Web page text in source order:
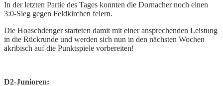
In der letzten Partie des Tages konnten die Dornacher noch einen
3:0-Sieg gegen Feldkirchen feiern.
Die Hoaschdenger starteten damit mit einer ansprechenden Leistung
in die Rückrunde und werden sich nun in den nächsten Wochen
akribisch auf die Punktspiele vorbereiten!
D2-Junioren: